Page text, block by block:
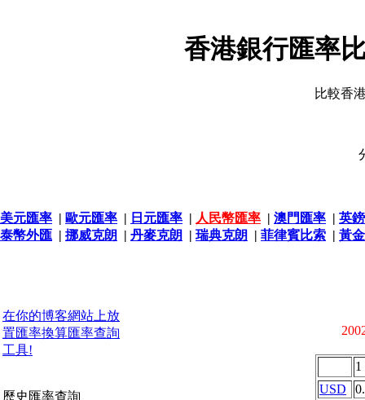
香港銀行匯率
比較香
美元匯率 | 歐元匯率 | 日元匯率 | 人民幣匯率 | 澳門匯率 | 英
泰幣外匯 | 挪威克朗 | 丹麥克朗 | 瑞典克朗 | 菲律賓比索 | 黃
在你的博客網站上放
置匯率換算匯率查詢
工具!
歷史匯率查詢
1
USD